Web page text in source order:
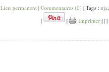
Lien permanent | Commentaires (0) | Tags : uja,
| | Imprimer | | |